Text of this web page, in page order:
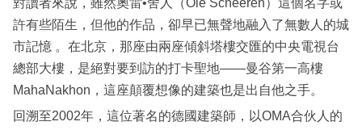
專
區
對讀者來說，雖然奧雷•舍人（Ole Scheeren）這個名字或
許有些陌生，但他的作品，卻早已無聲地融入了無數人的城
市記憶 。在北京，那座由兩座傾斜塔樓交匯的中央電視台
總部大樓，是絕對要到訪的打卡聖地——曼谷第一高樓
MahaNakhon，這座顛覆想像的建築也是出自他之手。
回溯至2002年，這位著名的德國建築師，以OMA合伙人的